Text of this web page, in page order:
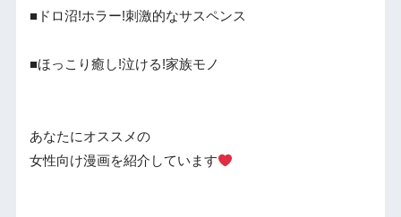
■ドロ沼!ホラー!刺激的なサスペンス
■ほっこり癒し!泣ける!家族モノ
あなたにオススメの
女性向け漫画を紹介しています